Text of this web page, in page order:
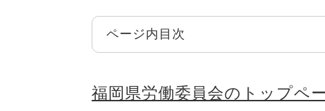
ページ内目次
福岡県労働委員会のトップペ